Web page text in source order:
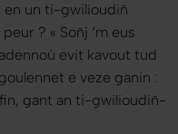
en un ti-gwilioudiñ
peur ? « Soñj ‘m eus
evit kavout tud
e veze ganin :
fin, gant an ti-gwilioudiñ-